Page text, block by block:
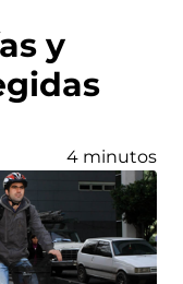
y
4 minutos